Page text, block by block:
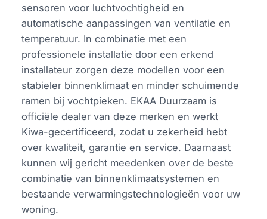
sensoren voor luchtvochtigheid en
automatische aanpassingen van ventilatie en
temperatuur. In combinatie met een
professionele installatie door een erkend
installateur zorgen deze modellen voor een
stabieler binnenklimaat en minder schuimende
ramen bij vochtpieken. EKAA Duurzaam is
officiële dealer van deze merken en werkt
Kiwa-gecertificeerd, zodat u zekerheid hebt
over kwaliteit, garantie en service. Daarnaast
kunnen wij gericht meedenken over de beste
combinatie van binnenklimaatsystemen en
bestaande verwarmingstechnologieën voor uw
woning.